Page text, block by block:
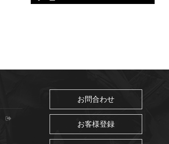
お問合わせ
お客様登録